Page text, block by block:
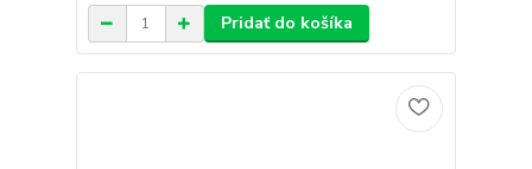
Pridať do košíka